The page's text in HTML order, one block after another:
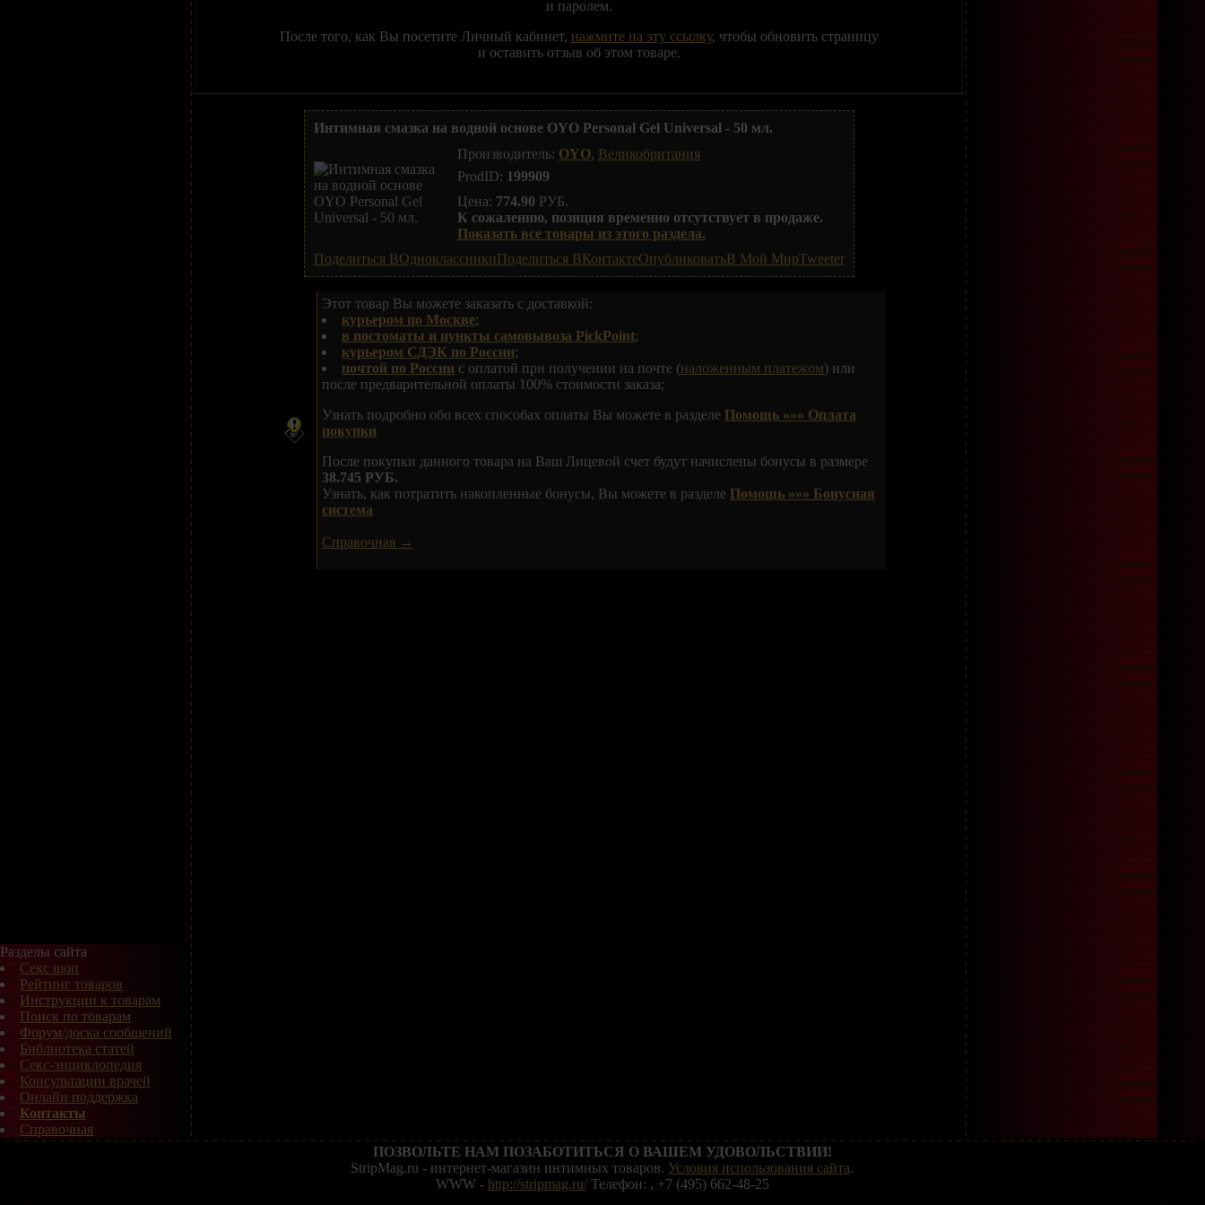
Разделы сайта
Секс шоп
Рейтинг товаров
Инструкции к товарам
Поиск по товарам
Форум/доска сообщений
Библиотека статей
Секс-энциклопедия
Консультации врачей
Онлайн поддержка
Контакты
Справочная
и паролем.
После того, как Вы посетите Личный кабинет, нажмите на эту ссылку, чтобы обновить страницу
и оставить отзыв об этом товаре.
Интимная смазка на водной основе OYO Personal Gel Universal - 50 мл.
Производитель: OYO, Великобритания
ProdID: 199909
Цена: 774.90 РУБ.
К сожалению, позиция временно отсутствует в продаже.
Показать все товары из этого раздела.
Поделиться ВОдноклассникиПоделиться ВКонтактеОпубликоватьВ Мой МирTweeter
Этот товар Вы можете заказать с доставкой:
курьером по Москве;
в постоматы и пункты самовывоза PickPoint;
курьером СДЭК по России;
почтой по России с оплатой при получении на почте (наложенным платежом) или
после предварительной оплаты 100% стоимости заказа;
Узнать подробно обо всех способах оплаты Вы можете в разделе Помощь »»» Оплата
покупки
После покупки данного товара на Ваш Лицевой счет будут начислены бонусы в размере
38.745 РУБ.
Узнать, как потратить накопленные бонусы, Вы можете в разделе Помощь »»» Бонусная
система
Справочная →
ПОЗВОЛЬТЕ НАМ ПОЗАБОТИТЬСЯ О ВАШЕМ УДОВОЛЬСТВИИ!
StripMag.ru - интернет-магазин интимных товаров. Условия использования сайта.
WWW - http://stripmag.ru/Телефон: , +7 (495) 662-48-25